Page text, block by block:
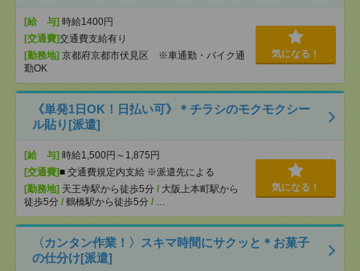
[給 与] 時給1400円
[交通費]交通費支給有り
[勤務地] 京都府京都市伏見区 ※車通勤・バイク通
勤OK
気になる！
《単発1日OK！日払い可》＊チラシのモクモクシー
ル貼り[派遣]
[給 与] 時給1,500円～1,875円
[交通費]■ 交通費規定内支給 ※派遣先による
[勤務地] 天王寺駅から徒歩5分 / 大阪上本町駅から
徒歩5分 / 鶴橋駅から徒歩5分 / …
気になる！
〈カンタン作業！〉スキマ時間にサクッと＊お菓子
の仕分け[派遣]